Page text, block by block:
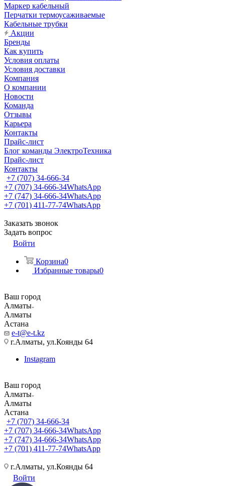
Маркер кабельный
Перчатки термоусаживаемые
Кабельные трубки
Акции
Бренды
Как купить
Условия оплаты
Условия доставки
Компания
О компании
Новости
Команда
Отзывы
Карьера
Контакты
Прайс-лист
Блог команды ЭлектроТехника
Прайс-лист
Контакты
+7 (707) 34-666-34
+7 (707) 34-666-34WhatsApp
+7 (747) 34-666-34WhatsApp
+7 (701) 411-77-74WhatsApp
Заказать звонок
Задать вопрос
Войти
Корзина0
Избранные товары0
Ваш город
Алматы
Алматы
Астана
e-t@e-t.kz
г.Алматы, ул.Коянды 64
Instagram
Ваш город
Алматы
Алматы
Астана
+7 (707) 34-666-34
+7 (707) 34-666-34WhatsApp
+7 (747) 34-666-34WhatsApp
+7 (701) 411-77-74WhatsApp
г.Алматы, ул.Коянды 64
Войти